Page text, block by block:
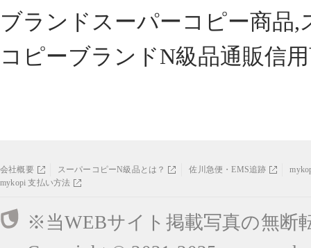
ブランドスーパーコピー商品
コピーブランドN級品通販信
会社概要 スーパーコピーN級品とは？ 佐川急便・EMS追跡
mykopi 支払い方法
※当WEBサイト掲載写真の無断